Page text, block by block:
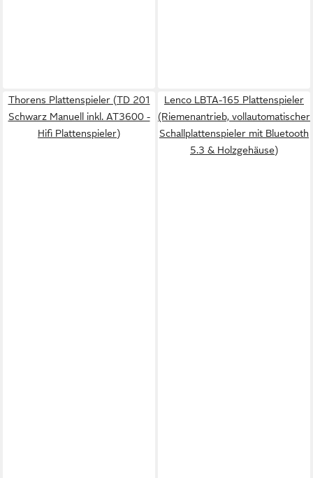
Thorens Plattenspieler (TD 201
Schwarz Manuell inkl. AT3600 -
Hifi Plattenspieler)
Lenco LBTA-165 Plattenspieler
(Riemenantrieb, vollautomatischer
Schallplattenspieler mit Bluetooth
5.3 & Holzgehäuse)